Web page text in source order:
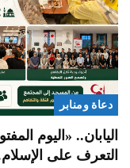
دعاة ومنابر
اليابان.. «اليوم
التعرف على